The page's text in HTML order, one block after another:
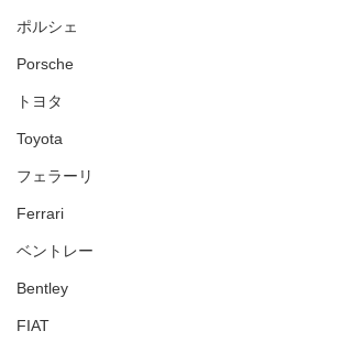
ポルシェ
Porsche
トヨタ
Toyota
フェラーリ
Ferrari
ベントレー
Bentley
FIAT